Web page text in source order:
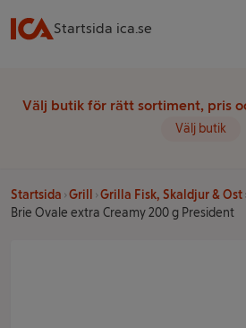
Startsida ica.se
Välj butik för rätt sortiment, pris
Välj butik
Startsida Grill Grilla Fisk, Skaldjur & Ost
Brie Ovale extra Creamy 200 g President